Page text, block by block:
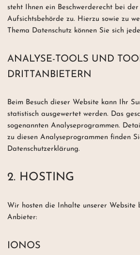
steht Ihnen ein Beschwerderecht bei
Aufsichtsbehörde zu. Hierzu sowie zu
Thema Datenschutz können Sie sich
ANALYSE-TOOLS UND
DRITTANBIETERN
Beim Besuch dieser Website kann Ihr
statistisch ausgewertet werden. Das
sogenannten Analyseprogrammen.
zu diesen Analyseprogrammen finden
Datenschutzerklärung.
2. HOSTING
Wir hosten die Inhalte unserer Website
Anbieter:
IONOS